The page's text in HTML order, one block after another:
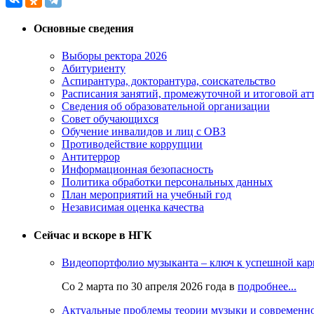
Основные сведения
Выборы ректора 2026
Абитуриенту
Аспирантура, докторантура, соискательство
Расписания занятий, промежуточной и итоговой
Сведения об образовательной организации
Совет обучающихся
Обучение инвалидов и лиц с ОВЗ
Противодействие коррупции
Антитеррор
Информационная безопасность
Политика обработки персональных данных
План мероприятий на учебный год
Независимая оценка качества
Сейчас и вскоре в НГК
Видеопортфолио музыканта – ключ к успешной
Со 2 марта по 30 апреля 2026 года в подробнее...
Актуальные проблемы теории музыки и